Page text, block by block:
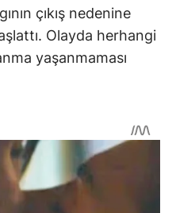
çıkış nedenine
Olayda herhangi
yaşanmaması